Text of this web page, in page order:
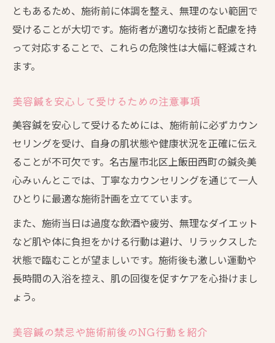
ともあるため、施術前に体調を整え、無理のない範囲で
受けることが大切です。施術者が適切な技術と配慮を持
って対応することで、これらの危険性は大幅に軽減され
ます。
美容鍼を安心して受けるための注意事項
美容鍼を安心して受けるためには、施術前に必ずカウン
セリングを受け、自身の肌状態や健康状況を正確に伝え
ることが不可欠です。名古屋市北区上飯田西町の鍼灸美
心みぃんとこでは、丁寧なカウンセリングを通じて一人
ひとりに最適な施術計画を立てています。
また、施術当日は過度な飲酒や疲労、無理なダイエット
など肌や体に負担をかける行動は避け、リラックスした
状態で臨むことが望ましいです。施術後も激しい運動や
長時間の入浴を控え、肌の回復を促すケアを心掛けまし
ょう。
美容鍼の禁忌や施術前後のNG行動を紹介